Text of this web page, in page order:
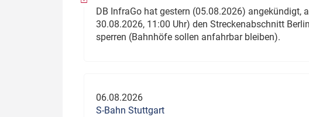
DB InfraGo hat gestern (05.08.2026) angekündigt,
30.08.2026, 11:00 Uhr) den Streckenabschnitt
sperren (Bahnhöfe sollen anfahrbar bleiben).
06.08.2026
S-Bahn Stuttgart